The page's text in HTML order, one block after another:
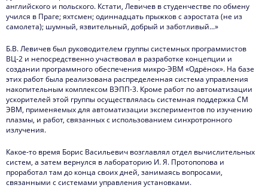
английского и польского. Кстати, Левичев в студенчестве по обмену
учился в Праге; яхтсмен; одиннадцать прыжков с аэростата (не из
самолета); шумный, язвительный, добрый и заботливый...»
Б.В. Левичев был руководителем группы системных программистов
ВЦ-2 и непосредственно участвовал в разработке концепции и
создании программного обеспечения микро-ЭВМ «Одрёнок». На базе
этих работ была реализована распределенная система управления
накопительным комплексом ВЭПП-3. Кроме работ по автоматизации
ускорителей этой группы осуществлялась системная поддержка СМ
ЭВМ, применяемых для автоматизации экспериментов по изучению
плазмы, и работ, связанных с использованием синхротронного
излучения.
Какое-то время Борис Васильевич возглавлял отдел вычислительных
систем, а затем вернулся в лабораторию И. Я. Протопопова и
проработал там до конца своих дней, занимаясь вопросами,
связанными с системами управления установками.